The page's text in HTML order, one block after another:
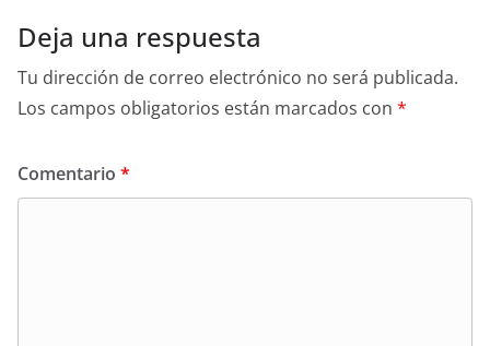
Deja una respuesta
Tu dirección de correo electrónico no será publicada.
Los campos obligatorios están marcados con *
Comentario *